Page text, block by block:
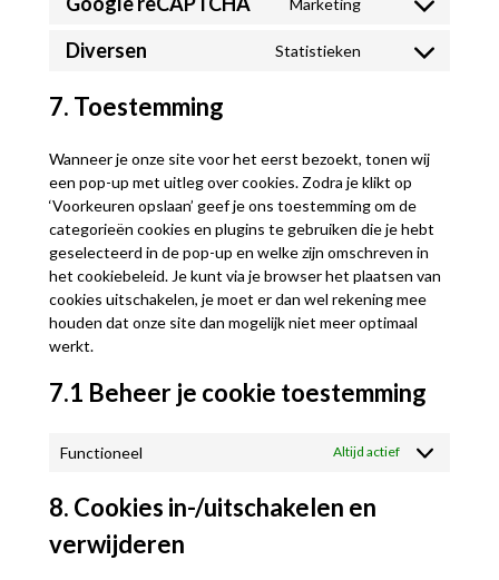
service
Marketing
Consent
service
Diversen Statistieken
Consent
7. Toestemming
Wanneer je onze site voor het eerst bezoekt, tonen wij
een pop-up met uitleg over cookies. Zodra je klikt op
‘Voorkeuren opslaan’ geef je ons toestemming om de
categorieën cookies en plugins te gebruiken die je hebt
geselecteerd in de pop-up en welke zijn omschreven in
het cookiebeleid. Je kunt via je browser het plaatsen van
cookies uitschakelen, je moet er dan wel rekening mee
houden dat onze site dan mogelijk niet meer optimaal
werkt.
7.1 Beheer je cookie toestemming
Functioneel Altijd actief
8. Cookies in-/uitschakelen en
verwijderen